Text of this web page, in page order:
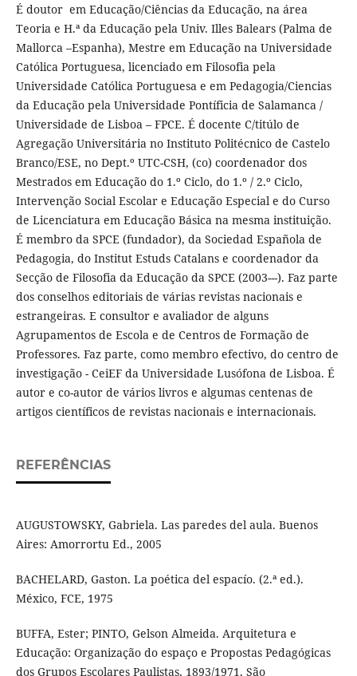
É doutor em Educação/Ciências da Educação, na área
Teoria e H.ª da Educação pela Univ. Illes Balears (Palma de
Mallorca –Espanha), Mestre em Educação na Universidade
Católica Portuguesa, licenciado em Filosofia pela
Universidade Católica Portuguesa e em Pedagogia/Ciencias
da Educação pela Universidade Pontíficia de Salamanca /
Universidade de Lisboa – FPCE. É docente C/titúlo de
Agregação Universitária no Instituto Politécnico de Castelo
Branco/ESE, no Dept.º UTC-CSH, (co) coordenador dos
Mestrados em Educação do 1.º Ciclo, do 1.º / 2.º Ciclo,
Intervenção Social Escolar e Educação Especial e do Curso
de Licenciatura em Educação Básica na mesma instituição.
É membro da SPCE (fundador), da Sociedad Española de
Pedagogia, do Institut Estuds Catalans e coordenador da
Secção de Filosofia da Educação da SPCE (2003---). Faz parte
dos conselhos editoriais de várias revistas nacionais e
estrangeiras. E consultor e avaliador de alguns
Agrupamentos de Escola e de Centros de Formação de
Professores. Faz parte, como membro efectivo, do centro de
investigação - CeiEF da Universidade Lusófona de Lisboa. É
autor e co-autor de vários livros e algumas centenas de
artigos científicos de revistas nacionais e internacionais.
REFERÊNCIAS
AUGUSTOWSKY, Gabriela. Las paredes del aula. Buenos
Aires: Amorrortu Ed., 2005
BACHELARD, Gaston. La poética del espacío. (2.ª ed.).
México, FCE, 1975
BUFFA, Ester; PINTO, Gelson Almeida. Arquitetura e
Educação: Organização do espaço e Propostas Pedagógicas
dos Grupos Escolares Paulistas, 1893/1971. São